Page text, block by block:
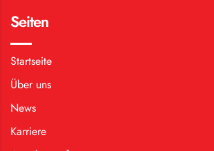
Seiten
Startseite
Über uns
News
Karriere